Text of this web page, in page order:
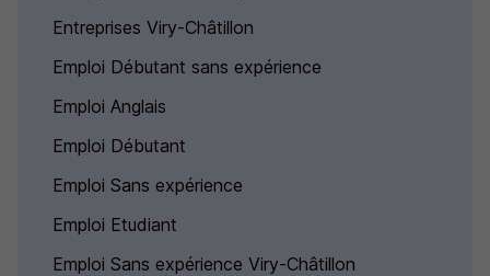
Entreprises Viry-Châtillon
Emploi Débutant sans expérience
Emploi Anglais
Emploi Débutant
Emploi Sans expérience
Emploi Etudiant
Emploi Sans expérience Viry-Châtillon